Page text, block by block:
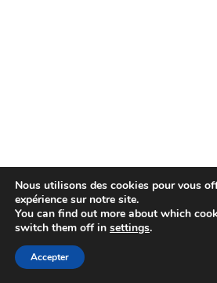
Nous utilisons des cookies pour vous
expérience sur notre site.
You can find out more about which
switch them off in settings.
Accepter